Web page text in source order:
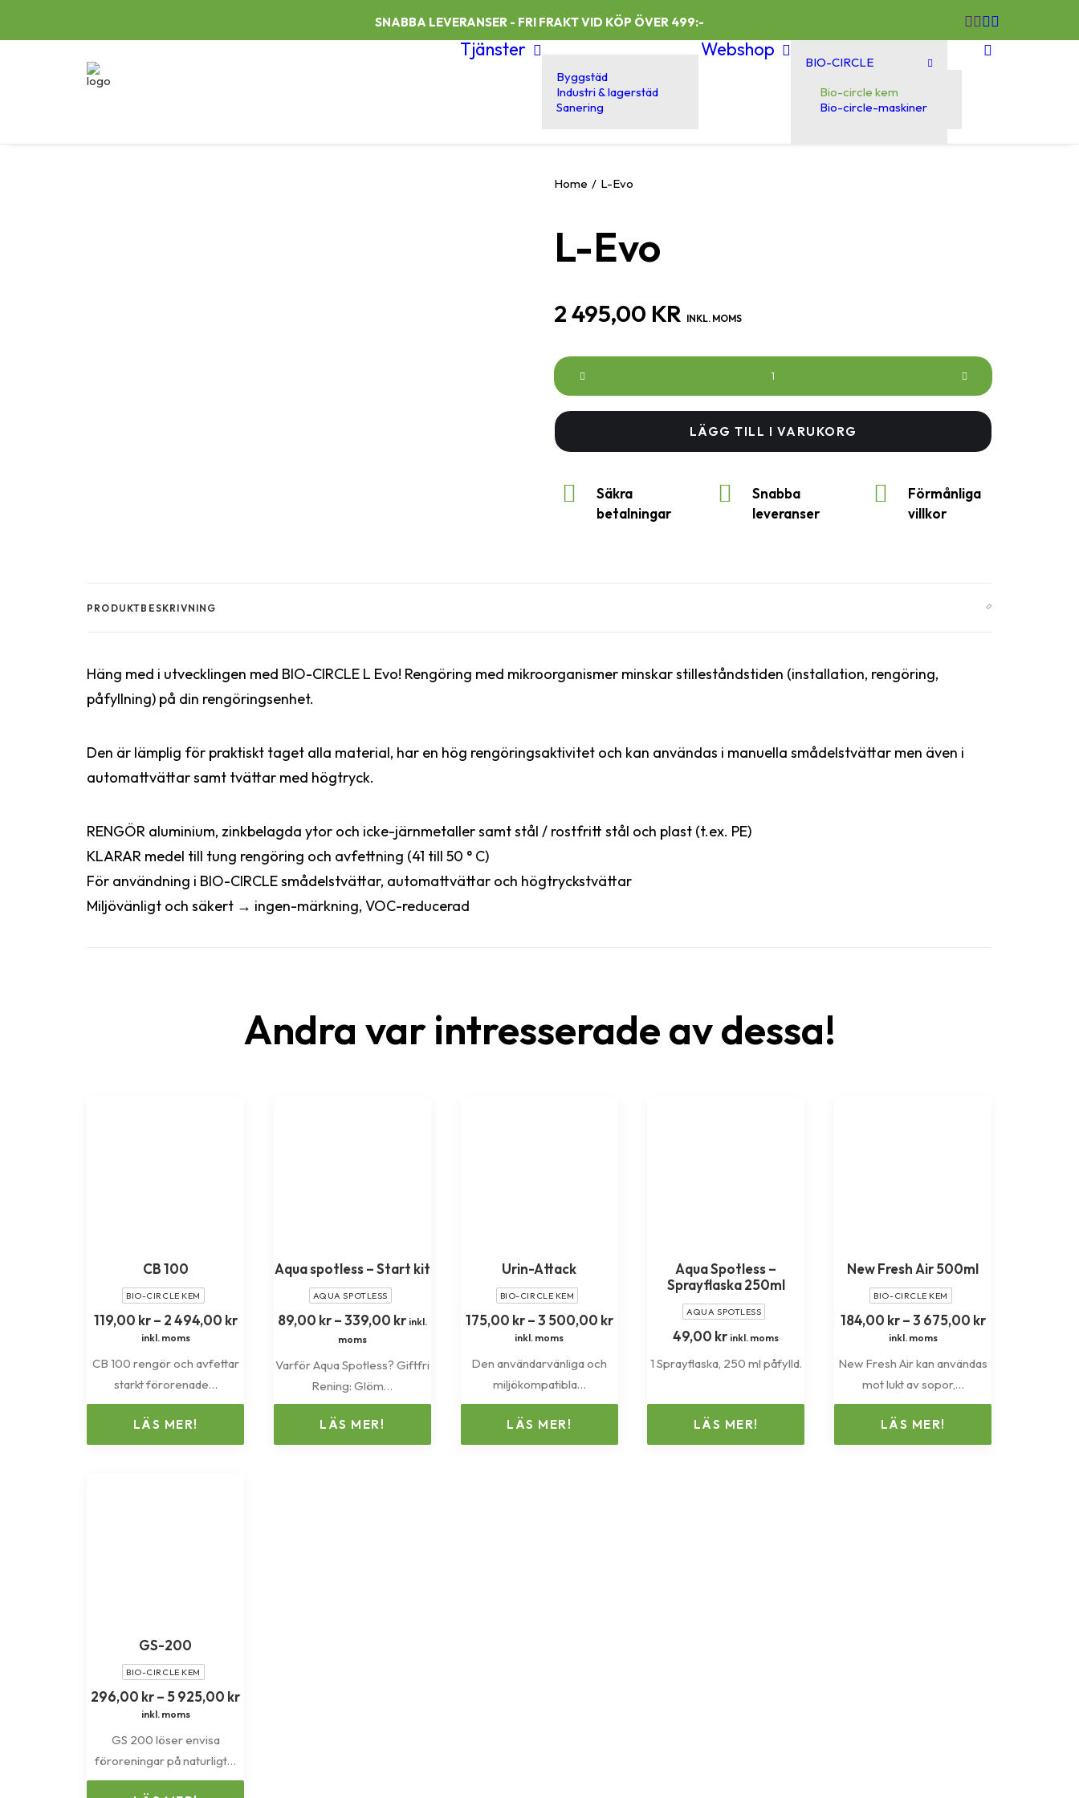
SNABBA LEVERANSER - FRI FRAKT VID KÖP ÖVER 499:-
Tjänster
Byggstäd
Industri & lagerstäd
Sanering
Webshop
BIO-CIRCLE
Bio-circle kem
Bio-circle-maskiner
Home L-Evo
L-Evo
2 495,00 KR INKL. MOMS
L-
Evo
mängd
LÄGG TILL I VARUKORG
Säkra
betalningar
Snabba
leveranser
Förmånliga
villkor
PRODUKTBESKRIVNING
Häng med i utvecklingen med BIO-CIRCLE L Evo! Rengöring med mikroorganismer minskar stilleståndstiden (installation, rengöring,
påfyllning) på din rengöringsenhet.
Den är lämplig för praktiskt taget alla material, har en hög rengöringsaktivitet och kan användas i manuella smådelstvättar men även i
automattvättar samt tvättar med högtryck.
RENGÖR aluminium, zinkbelagda ytor och icke-järnmetaller samt stål / rostfritt stål och plast (t.ex. PE)
KLARAR medel till tung rengöring och avfettning (41 till 50 ° C)
För användning i BIO-CIRCLE smådelstvättar, automattvättar och högtryckstvättar
Miljövänligt och säkert → ingen-märkning, VOC-reducerad
Andra var intresserade av dessa!
CB 100
BIO-CIRCLE KEM
119,00 kr – 2 494,00 krPrisintervall:
2
inkl. moms
CB 100 rengör och avfettar
starkt förorenade…
LÄS MER!
Aqua spotless – Start kit
AQUA SPOTLESS
89,00 kr –339,00 krPrisintervall:
339,00 kr
inkl.
moms
Varför Aqua Spotless? Giftfri
Rening: Glöm…
LÄS MER!
Urin-Attack
BIO-CIRCLE KEM
175,00 kr –3 500,00 krPrisintervall:
inkl. moms
Den användarvänliga och
miljökompatibla…
LÄS MER!
Aqua Spotless –
Sprayflaska 250ml
AQUA SPOTLESS
49,00 kr inkl. moms
1 Sprayflaska, 250 ml påfylld.
LÄS MER!
New Fresh Air 500ml
BIO-CIRCLE KEM
184,00 kr –3 675,00 krPrisintervall:
3
inkl. moms
New Fresh Air kan användas
mot lukt av sopor,…
LÄS MER!
GS-200
BIO-CIRCLE KEM
296,00 kr– 5 925,00 krPrisintervall:
inkl. moms
GS 200 löser envisa
föroreningar på naturligt…